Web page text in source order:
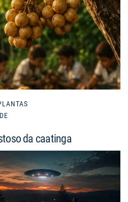
da caatinga